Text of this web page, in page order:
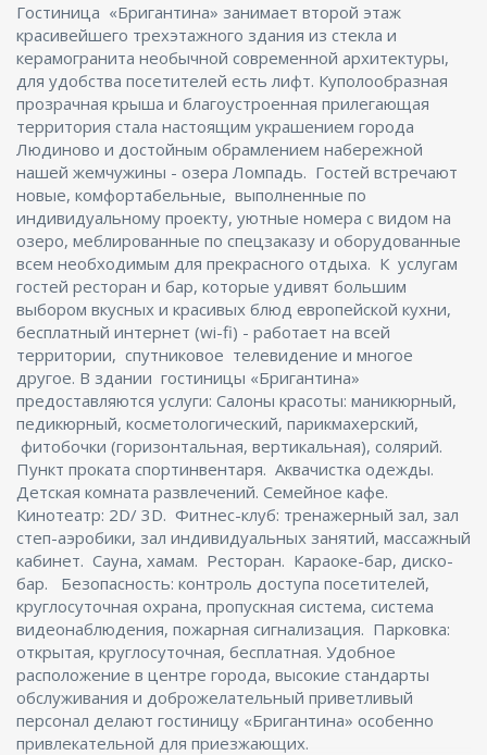
Гостиница «Бригантина» занимает второй этаж
красивейшего трехэтажного здания из стекла и
керамогранита необычной современной архитектуры,
для удобства посетителей есть лифт. Куполообразная
прозрачная крыша и благоустроенная прилегающая
территория стала настоящим украшением города
Людиново и достойным обрамлением набережной
нашей жемчужины - озера Ломпадь. Гостей встречают
новые, комфортабельные, выполненные по
индивидуальному проекту, уютные номера с видом на
озеро, меблированные по спецзаказу и оборудованные
всем необходимым для прекрасного отдыха. К услугам
гостей ресторан и бар, которые удивят большим
выбором вкусных и красивых блюд европейской кухни,
бесплатный интернет (wi-fi) - работает на всей
территории, спутниковое телевидение и многое
другое. В здании гостиницы «Бригантина»
предоставляются услуги: Салоны красоты: маникюрный,
педикюрный, косметологический, парикмахерский,
фитобочки (горизонтальная, вертикальная), солярий.
Пункт проката спортинвентаря. Аквачистка одежды.
Детская комната развлечений. Семейное кафе.
Кинотеатр: 2D/ 3D. Фитнес-клуб: тренажерный зал, зал
степ-аэробики, зал индивидуальных занятий, массажный
кабинет. Сауна, хамам. Ресторан. Караоке-бар, диско-
бар. Безопасность: контроль доступа посетителей,
круглосуточная охрана, пропускная система, система
видеонаблюдения, пожарная сигнализация. Парковка:
открытая, круглосуточная, бесплатная. Удобное
расположение в центре города, высокие стандарты
обслуживания и доброжелательный приветливый
персонал делают гостиницу «Бригантина» особенно
привлекательной для приезжающих.